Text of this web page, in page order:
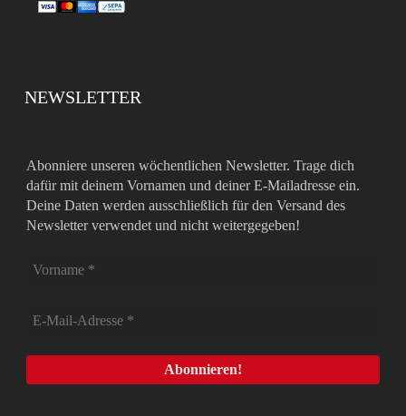
NEWSLETTER
Abonniere unseren wöchentlichen Newsletter. Trage dich
dafür mit deinem Vornamen und deiner E-Mailadresse ein.
Deine Daten werden ausschließlich für den Versand des
Newsletter verwendet und nicht weitergegeben!